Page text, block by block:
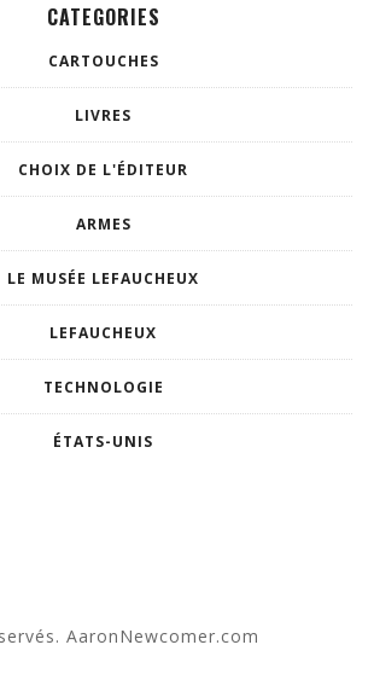
CATEGORIES
CARTOUCHES
LIVRES
CHOIX DE L'ÉDITEUR
ARMES
LE MUSÉE LEFAUCHEUX
LEFAUCHEUX
TECHNOLOGIE
ÉTATS-UNIS
AaronNewcomer.com